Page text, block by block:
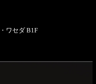
ワセダ B1F